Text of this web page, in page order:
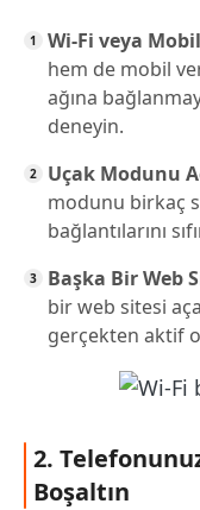
Wi-Fi veya
hem de mobil
ağına
deneyin.
Uçak Modunu
modunu birkaç
bağlantılarını
Başka Bir Web
bir web sitesi
gerçekten aktif
2.
Boşaltın